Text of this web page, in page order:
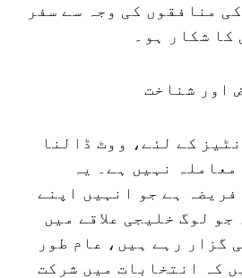
منافقوں کی وجہ سے سفر
شکار ہو۔
اور شناخت
کے لئے، ووٹ ڈالنا
نہیں ہے۔ یہ
فریضہ ہے جو انہیں اپنے
لوگ خلیجی علاقے میں
گزار رہے ہیں، عام طور
کہ انتخابات میں شرکت